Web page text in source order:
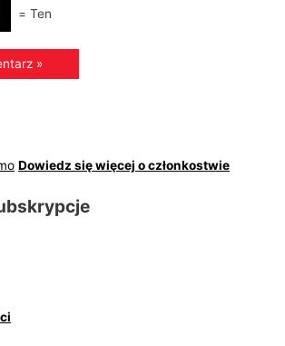
= Ten
Dowiedz się więcej o członkostwie